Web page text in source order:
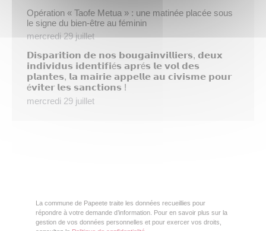
Opération « Taofe Metua » : une matinée placée sous
le signe du bien-être au féminin
mercredi 29 juillet
𝗗𝗶𝘀𝗽𝗮𝗿𝗶𝘁𝗶𝗼𝗻 𝗱𝗲 𝗻𝗼𝘀 𝗯𝗼𝘂𝗴𝗮𝗶𝗻𝘃𝗶𝗹𝗹𝗶𝗲𝗿𝘀, 𝗱𝗲𝘂𝘅
𝗶𝗻𝗱𝗶𝘃𝗶𝗱𝘂𝘀 𝗶𝗱𝗲𝗻𝘁𝗶𝗳𝗶é𝘀 𝗮𝗽𝗿é𝘀 𝗹𝗲 𝘃𝗼𝗹 𝗱𝗲𝘀
𝗽𝗹𝗮𝗻𝘁𝗲𝘀, 𝗹𝗮 𝗺𝗮𝗶𝗿𝗶𝗲 𝗮𝗽𝗽𝗲𝗹𝗹𝗲 𝗮𝘂 𝗰𝗶𝘃𝗶𝘀𝗺𝗲 𝗽𝗼𝘂𝗿
é𝘃𝗶𝘁𝗲𝗿 𝗹𝗲𝘀 𝘀𝗮𝗻𝗰𝘁𝗶𝗼𝗻𝘀 !
mercredi 29 juillet
La commune de Papeete traite les données recueillies pour
répondre à votre demande d’information. Pour en savoir plus sur la
gestion de vos données personnelles et pour exercer vos droits,